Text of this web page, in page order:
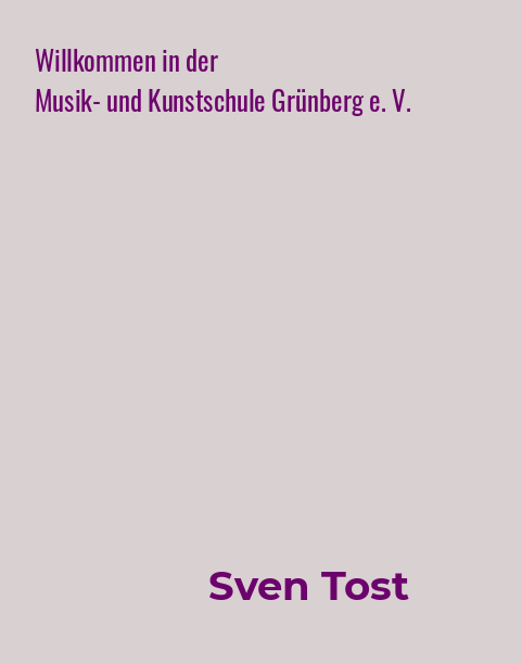
Willkommen in der
Musik- und Kunstschule Grünberg e. V.
Sven Tost